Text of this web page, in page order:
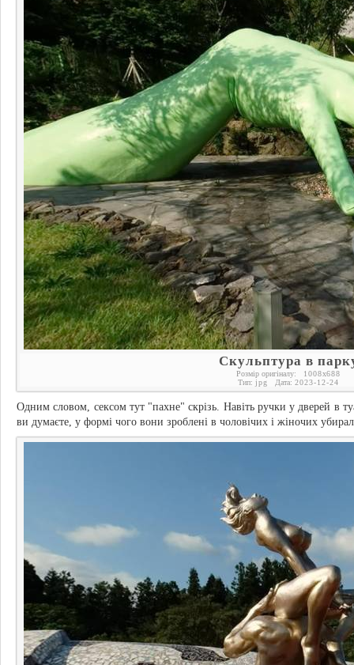
Скульптура в
Розмір оригіналу: 1008x688
Тип: jpg Дата: 2023-12-24
Одним словом, сексом тут "пахне" скрізь. Навіть ручки у дверей в
ви думаєте, у формі чого вони зроблені в чоловічих і жіночих